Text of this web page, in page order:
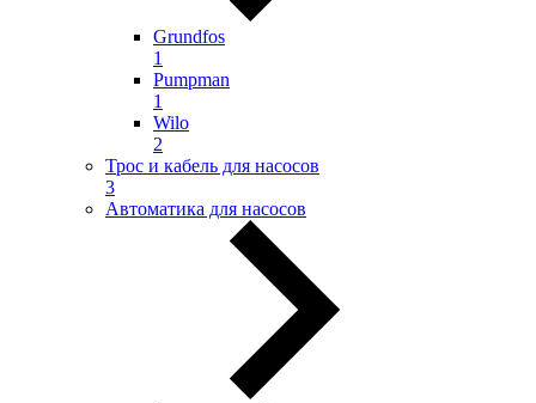
Grundfos
1
Pumpman
1
Wilo
2
Трос и кабель для насосов
3
Автоматика для насосов